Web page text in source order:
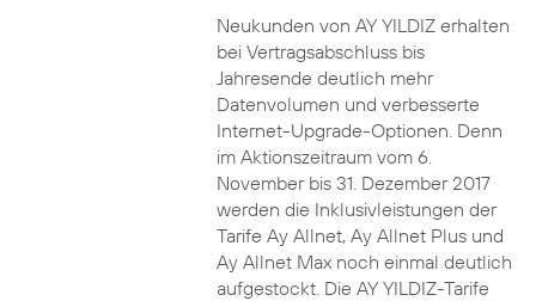
Neukunden von AY YILDIZ erhalten
bei Vertragsabschluss bis
Jahresende deutlich mehr
Datenvolumen und verbesserte
Internet-Upgrade-Optionen. Denn
im Aktionszeitraum vom 6.
November bis 31. Dezember 2017
werden die Inklusivleistungen der
Tarife Ay Allnet, Ay Allnet Plus und
Ay Allnet Max noch einmal deutlich
aufgestockt. Die AY YILDIZ-Tarife